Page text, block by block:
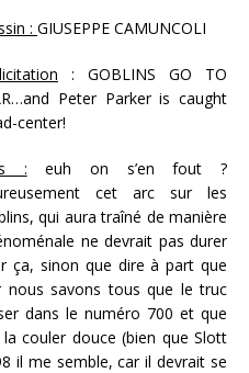
: GIUSEPPE CAMUNCOLI
: GOBLINS GO TO
Peter Parker is caught
center!
: euh on s’en fout ?
cet arc sur les
qui aura traîné de manière
ne devrait pas durer
ça, sinon que dire à part que
nous savons tous que le truc
dans le numéro 700 et que
couler douce (bien que Slott
il me semble, car il devrait se